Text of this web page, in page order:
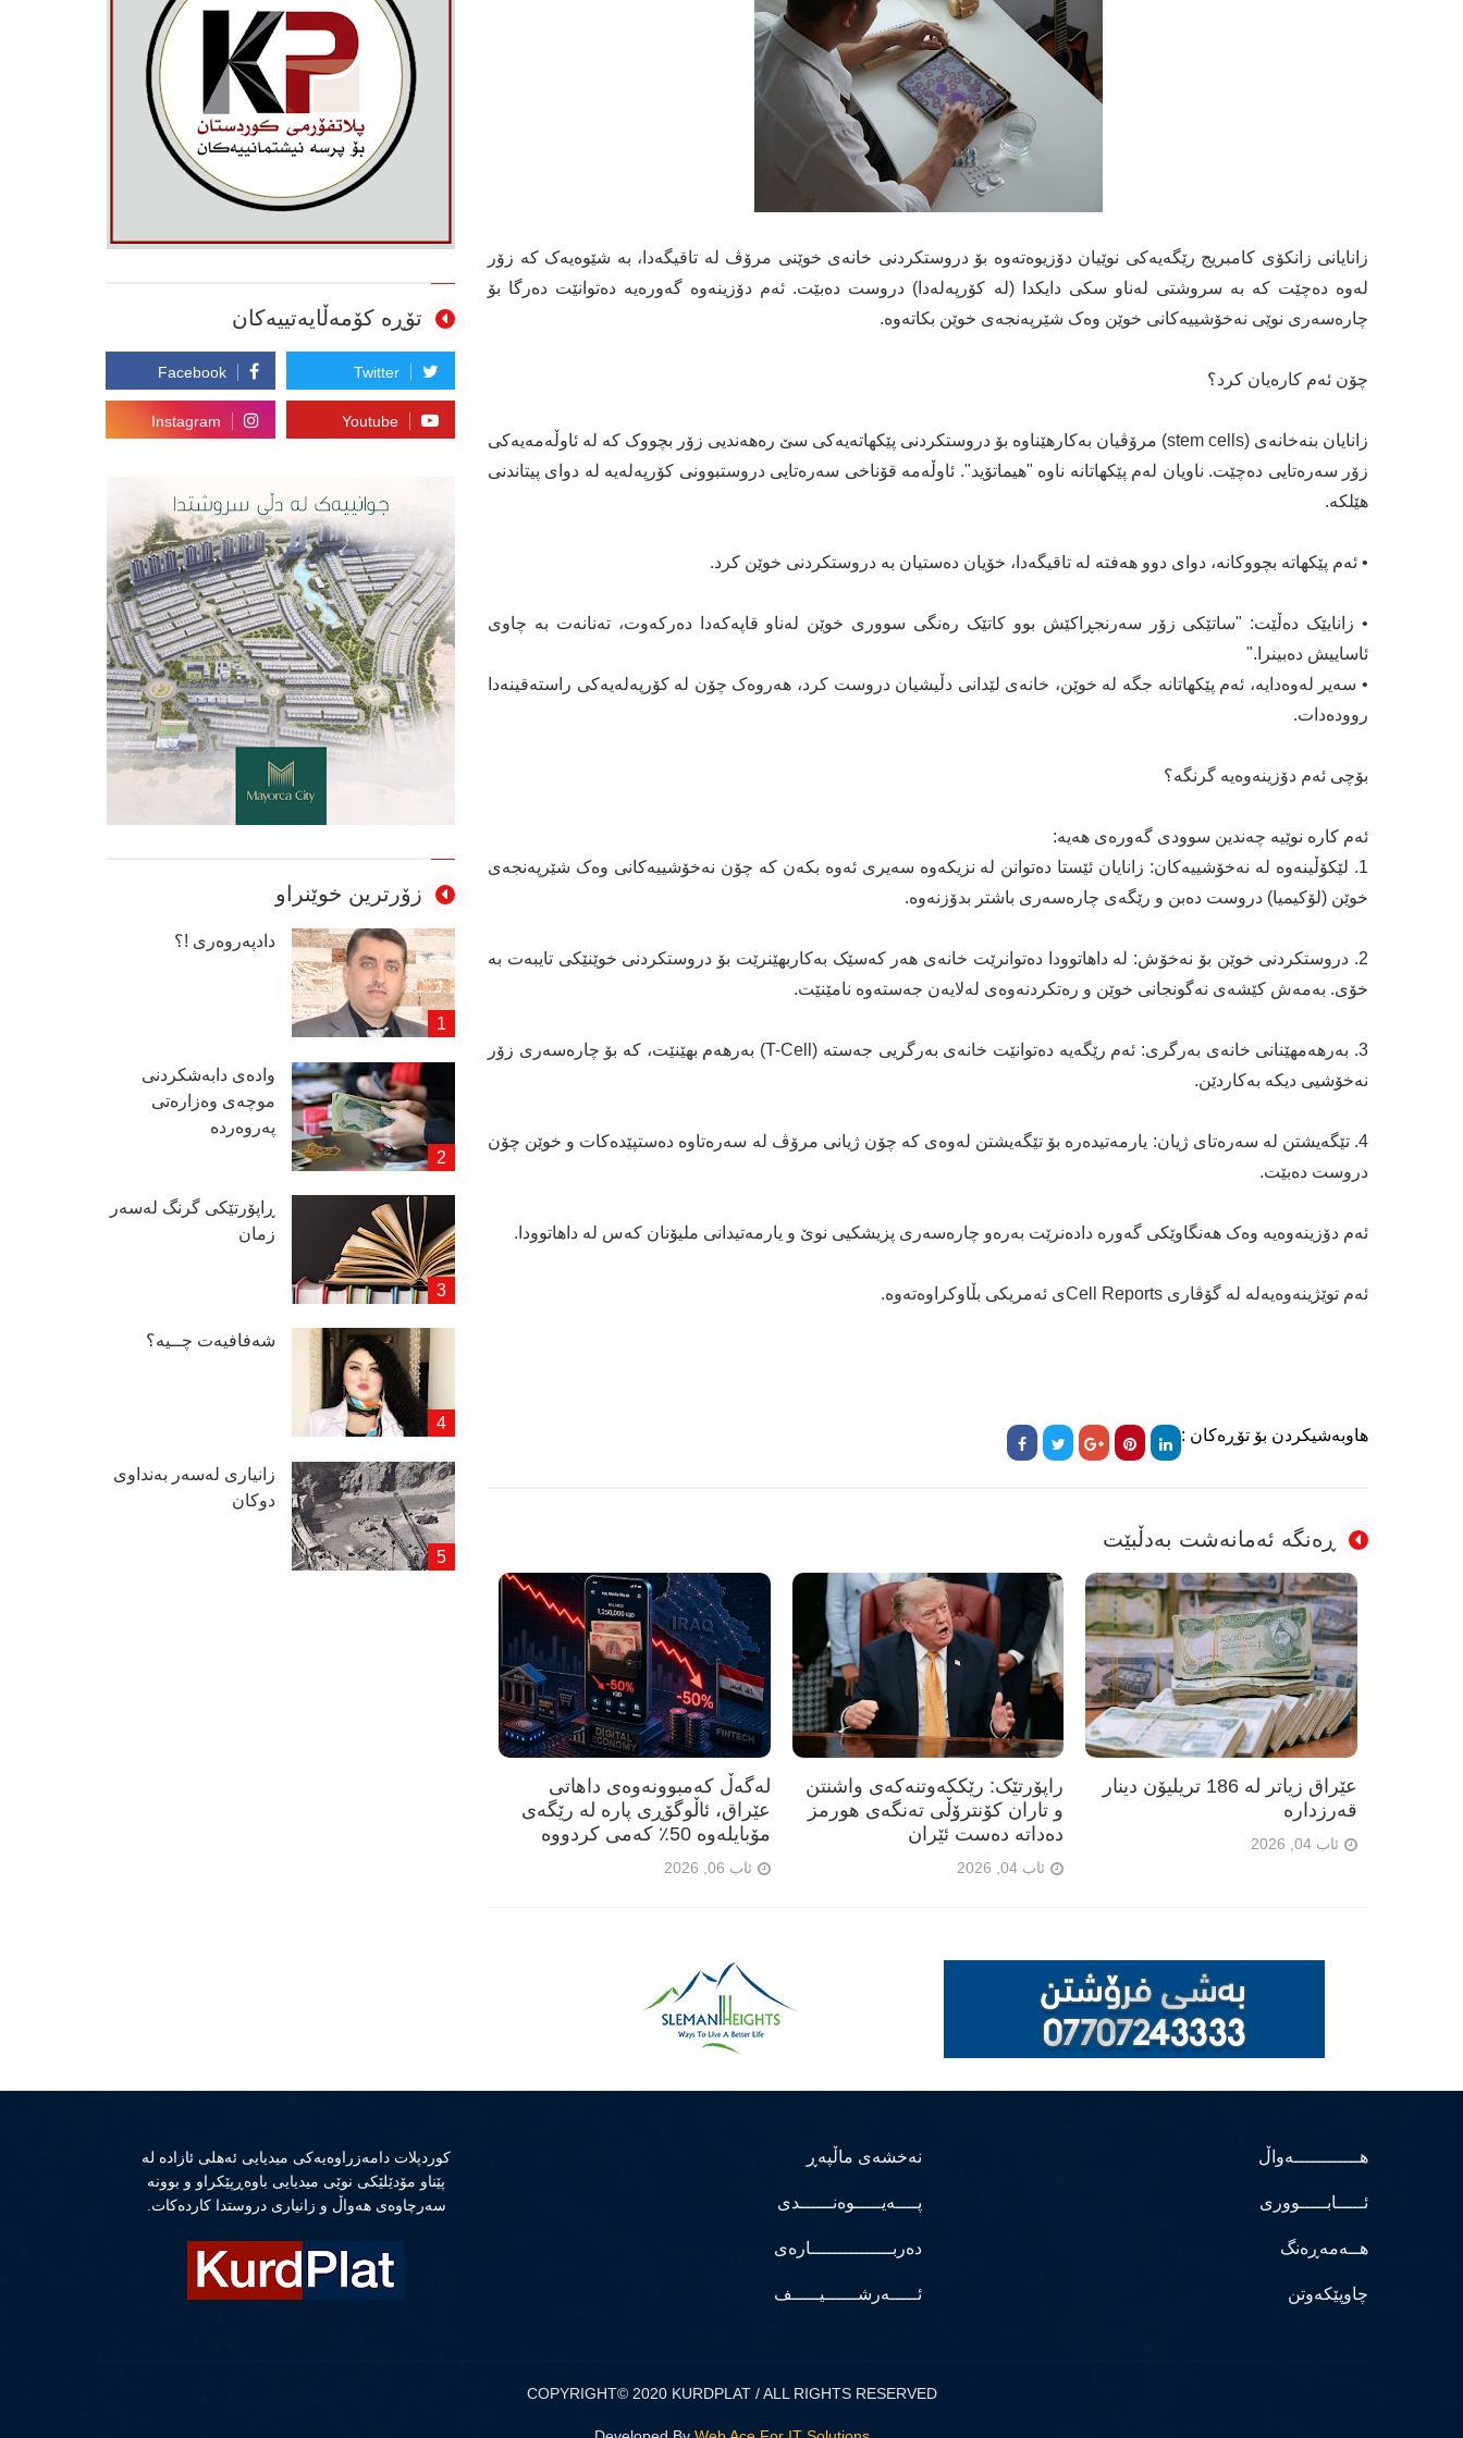
زانایانی زانکۆی کامبریج رێگەیەکی نوێیان دۆزیوەتەوە بۆ دروستکردنی خانەی خوێنی مرۆڤ لە تاقیگەدا، بە شێوەیەک کە زۆر
لەوە دەچێت کە بە سروشتی لەناو سکی دایکدا (لە کۆرپەلەدا) دروست دەبێت. ئەم دۆزینەوە گەورەیە دەتوانێت دەرگا بۆ
چارەسەری نوێی نەخۆشییەکانی خوێن وەک شێرپەنجەی خوێن بکاتەوە.
چۆن ئەم کارەیان کرد؟
زانایان بنەخانەی (stem cells) مرۆڤیان بەکارهێناوە بۆ دروستکردنی پێکهاتەیەکی سێ رەهەندیی زۆر بچووک کە لە ئاوڵەمەیەکی
زۆر سەرەتایی دەچێت. ناویان لەم پێکهاتانە ناوە "هیماتۆید". ئاوڵەمە قۆناخی سەرەتایی دروستبوونی کۆرپەلەیە لە دوای پیتاندنی
هێلکە.
• ئەم پێکهاتە بچووکانە، دوای دوو هەفتە لە تاقیگەدا، خۆیان دەستیان بە دروستکردنی خوێن کرد.
• زانایێک دەڵێت: "ساتێکی زۆر سەرنجڕاکێش بوو کاتێک رەنگی سووری خوێن لەناو قاپەکەدا دەرکەوت، تەنانەت بە چاوی
ئاساییش دەبینرا."
• سەیر لەوەدایە، ئەم پێکهاتانە جگە لە خوێن، خانەی لێدانی دڵیشیان دروست کرد، هەروەک چۆن لە کۆرپەلەیەکی راستەقینەدا
روودەدات.
بۆچی ئەم دۆزینەوەیە گرنگە؟
ئەم کارە نوێیە چەندین سوودی گەورەی هەیە:
1. لێکۆڵینەوە لە نەخۆشییەکان: زانایان ئێستا دەتوانن لە نزیکەوە سەیری ئەوە بکەن کە چۆن نەخۆشییەکانی وەک شێرپەنجەی
خوێن (لۆکیمیا) دروست دەبن و رێگەی چارەسەری باشتر بدۆزنەوە.
2. دروستکردنی خوێن بۆ نەخۆش: لە داهاتوودا دەتوانرێت خانەی هەر کەسێک بەکاربهێنرێت بۆ دروستکردنی خوێنێکی تایبەت بە
خۆی. بەمەش کێشەی نەگونجانی خوێن و رەتکردنەوەی لەلایەن جەستەوە نامێنێت.
3. بەرهەمهێنانی خانەی بەرگری: ئەم رێگەیە دەتوانێت خانەی بەرگریی جەستە (T-Cell) بەرهەم بهێنێت، کە بۆ چارەسەری زۆر
نەخۆشیی دیکە بەکاردێن.
4. تێگەیشتن لە سەرەتای ژیان: یارمەتیدەرە بۆ تێگەیشتن لەوەی کە چۆن ژیانی مرۆڤ لە سەرەتاوە دەستپێدەکات و خوێن چۆن
دروست دەبێت.
ئەم دۆزینەوەیە وەک هەنگاوێکی گەورە دادەنرێت بەرەو چارەسەری پزیشکیی نوێ و یارمەتیدانی ملیۆنان کەس لە داهاتوودا.
ئەم توێژینەوەیەلە لە گۆڤاری Cell Reportsی ئەمریکی بڵاوکراوەتەوە.
هاوبەشیکردن بۆ تۆڕەکان :
ڕەنگە ئەمانەشت بەدڵبێت
لەگەڵ کەمبوونەوەی داهاتی
عێراق، ئاڵوگۆڕی پارە لە رێگەی
مۆبایلەوە 50٪ کەمی کردووە
ئاب 06, 2026
راپۆرتێک: رێککەوتنەکەی واشنتن
و تاران کۆنترۆڵی تەنگەی هورمز
دەداتە دەست ئێران
ئاب 04, 2026
عێراق زیاتر لە 186 تریلیۆن دینار
قەرزدارە
ئاب 04, 2026
تۆڕە کۆمەڵایەتییەکان
زۆرترین خوێنراو
دادپەروەری !؟
وادەی دابەشكردنی
موچەی وەزارەتی
پەروەردە
ڕاپۆرتێكی گرنگ لەسەر
زمان
شەفافیەت چــیە؟
زانیاری لەسەر بەنداوی
دوكان
هــــــــــــەواڵ
ئـــــابـــــووری
هــەمەڕەنگ
چاوپێکەوتن
نەخشەی ماڵپەڕ
پــــەیـــــوەنــــــدی
دەربـــــــــــــــارەی
ئـــــەرشــــــیـــــف
كوردپلات دامەزراوەیەكی میدیایی ئەهلی ئازادە لە
پێناو مۆدێلێكی نوێی میدیایی باوەڕپێكراو و بوونە
سەرچاوەی هەواڵ و زانیاری دروستدا كاردەكات.
COPYRIGHT© 2020 KURDPLAT / ALL RIGHTS RESERVED